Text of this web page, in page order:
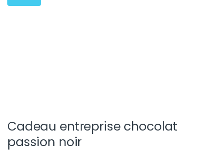
Cadeau entreprise chocolat
passion noir